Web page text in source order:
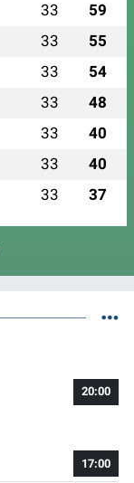
33 59
33 55
33 54
33 48
33 40
33 40
33 37
20:00
17:00